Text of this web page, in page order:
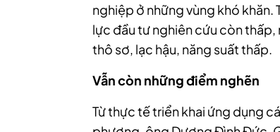
nghiệp ở những vùng khó khăn.
lực đầu tư nghiên cứu còn
thô sơ, lạc hậu, năng suất thấp.
Vẫn còn những điểm nghẽn
Từ thực tế triển khai ứng dụng